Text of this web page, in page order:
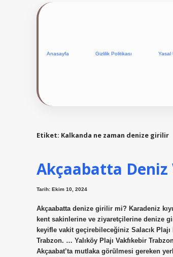
Anasayfa Gizlilik Politikası Yasal
Etiket: Kalkanda ne zaman denize girilir
Akçaabatta Deniz
Tarih: Ekim 10, 2024
Akçaabatta denize girilir mi? Karadeniz
kent sakinlerine ve ziyaretçilerine denize
keyifle vakit geçirebileceğiniz Salacık Plajı
Trabzon. … Yalıköy Plajı Vakfıkebir
Akçaabat’ta mutlaka görülmesi gereken